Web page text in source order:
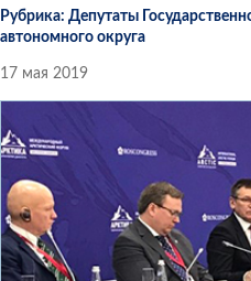
Рубрика: Депутаты
автономного округа
17 мая 2019